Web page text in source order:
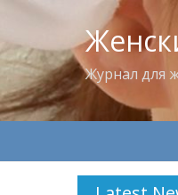
Журнал для